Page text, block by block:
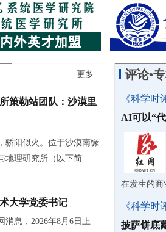
更多
策勒站团队：沙漠里
骄阳似火。位于沙漠南缘
地理研究所（以下简
大学党委书记
消息，2026年8月6日上
评论•
《科学时
AI可以“
在发生的商
《科学时
披萨饼底